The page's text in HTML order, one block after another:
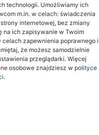
technologii. Umożliwiamy ich
m.in. w celach: świadczenia
internetowej, bez zmiany
na ich zapisywanie w Twoim
zapewnienia poprawnego i
że możesz samodzielnie
przeglądarki. Więcej
osobowe znajdziesz w polityce